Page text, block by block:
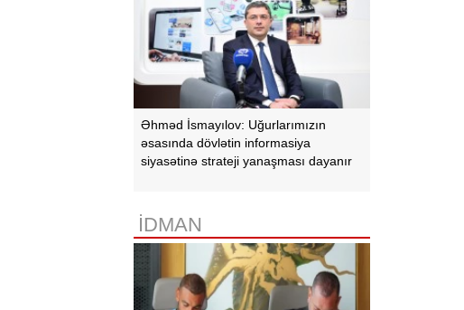
Əhməd İsmayılov: Uğurlarımızın
əsasında dövlətin informasiya
siyasətinə strateji yanaşması dayanır
İDMAN